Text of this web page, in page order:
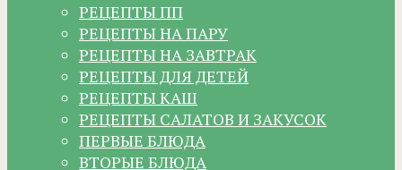
РЕЦЕПТЫ ПП
РЕЦЕПТЫ НА ПАРУ
РЕЦЕПТЫ НА ЗАВТРАК
РЕЦЕПТЫ ДЛЯ ДЕТЕЙ
РЕЦЕПТЫ КАШ
РЕЦЕПТЫ САЛАТОВ И ЗАКУСОК
ПЕРВЫЕ БЛЮДА
ВТОРЫЕ БЛЮДА